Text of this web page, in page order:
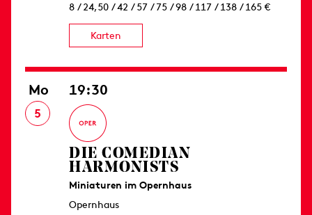
8 / 24,50 / 42 / 57 / 75 / 98 / 117 / 138 / 165 €
Karten
Mo
5
19:30
DIE COMEDIAN
HARMONISTS
Miniaturen im Opernhaus
Opernhaus